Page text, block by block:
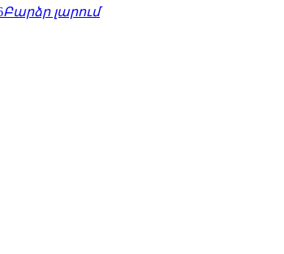
Բարձր լարում